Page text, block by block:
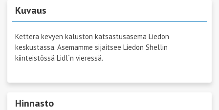
Kuvaus
Ketterä kevyen kaluston katsastusasema Liedon
keskustassa. Asemamme sijaitsee Liedon Shellin
kiinteistössä Lidl´n vieressä.
Hinnasto